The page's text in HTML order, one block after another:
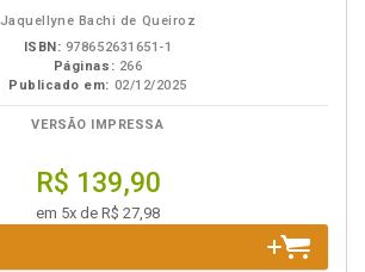
Jaquellyne Bachi de Queiroz
ISBN: 978652631651-1
Páginas: 266
Publicado em: 02/12/2025
VERSÃO IMPRESSA
R$ 139,90
em 5x de R$ 27,98